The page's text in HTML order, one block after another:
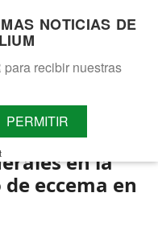
y cosmética natural.
025 421
cookies y
usted acepta su
en la
eccema en
NOTICIAS DE
recibir nuestras
PERMITIR